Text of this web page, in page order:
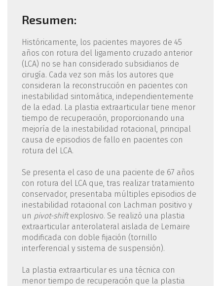
Resumen:
Históricamente, los pacientes mayores de 45
años con rotura del ligamento cruzado anterior
(LCA) no se han considerado subsidiarios de
cirugía. Cada vez son más los autores que
consideran la reconstrucción en pacientes con
inestabilidad sintomática, independientemente
de la edad. La plastia extraarticular tiene menor
tiempo de recuperación, proporcionando una
mejoría de la inestabilidad rotacional, principal
causa de episodios de fallo en pacientes con
rotura del LCA.
Se presenta el caso de una paciente de 67 años
con rotura del LCA que, tras realizar tratamiento
conservador, presentaba múltiples episodios de
inestabilidad rotacional con Lachman positivo y
un pivot-shiftexplosivo. Se realizó una plastia
extraarticular anterolateral aislada de Lemaire
modificada con doble fijación (tornillo
interferencial y sistema de suspensión).
La plastia extraarticular es una técnica con
menor tiempo de recuperación que la plastia